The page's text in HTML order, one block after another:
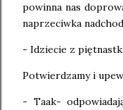
powinna nas
naprzeciwka
- Idziecie z
Potwierdzamy i
- Taak-